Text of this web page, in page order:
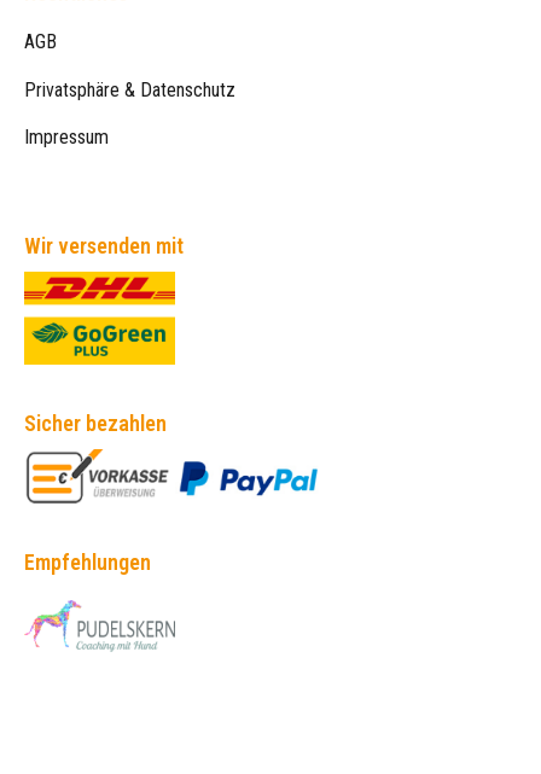
AGB
Privatsphäre & Datenschutz
Impressum
Wir versenden mit
Sicher bezahlen
Empfehlungen